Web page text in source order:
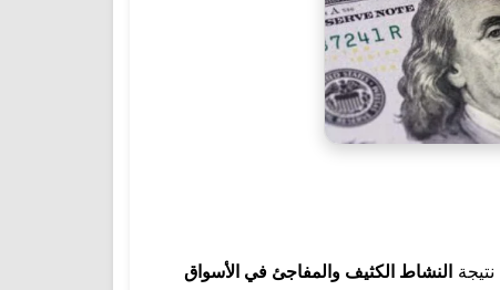
نتيجة النشاط الكثيف والمفاجئ في الأسواق